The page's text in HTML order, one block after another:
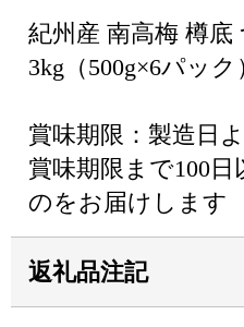
紀州産 南高梅 樽
3kg（500g×6パック
賞味期限：製造日
賞味期限まで100
のをお届けします
返礼品注記